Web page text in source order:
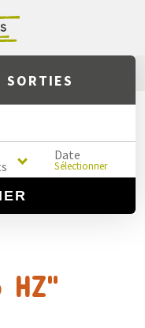
SORTIES
Date
Sélectionner
HZ"